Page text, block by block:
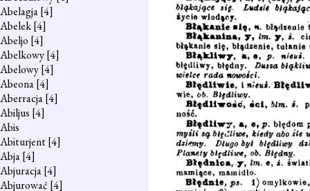
Abelagja[4]
Abelek[4]
Abeljo [4]
Abelkowy[4]
Abelowy[4]
Abeona[4]
Aberracja[4]
Abiljus [4]
Abis
Abiturjent[4]
Abja[4]
Abjuracja[4]
Abjurować [4]